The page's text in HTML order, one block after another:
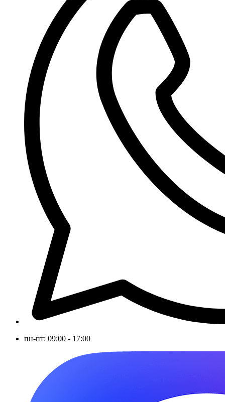
пн-пт: 09:00 - 17:00